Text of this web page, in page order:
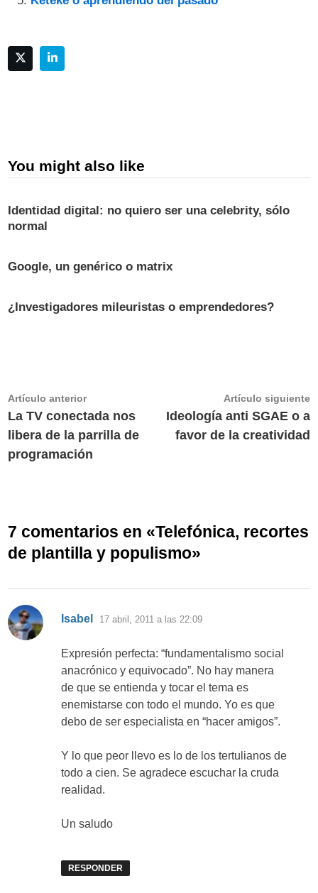
You might also like
Identidad digital: no quiero ser una celebrity, sólo
normal
Google, un genérico o matrix
¿Investigadores mileuristas o emprendedores?
Navegación
de
entradas
Artículo anteriorArtículo
anterior:
La TV conectada nos
libera de la parrilla de
programación
Artículo siguiente
Ideología anti SGAE o a
favor de la creatividad
7 comentarios en «Telefónica, recortes
de plantilla y populismo»
Isabel dice:
17 abril, 2011 a las 22:09
Expresión perfecta: “fundamentalismo social
anacrónico y equivocado”. No hay manera
de que se entienda y tocar el tema es
enemistarse con todo el mundo. Yo es que
debo de ser especialista en “hacer amigos”.
Y lo que peor llevo es lo de los tertulianos de
todo a cien. Se agradece escuchar la cruda
realidad.
Un saludo
RESPONDER